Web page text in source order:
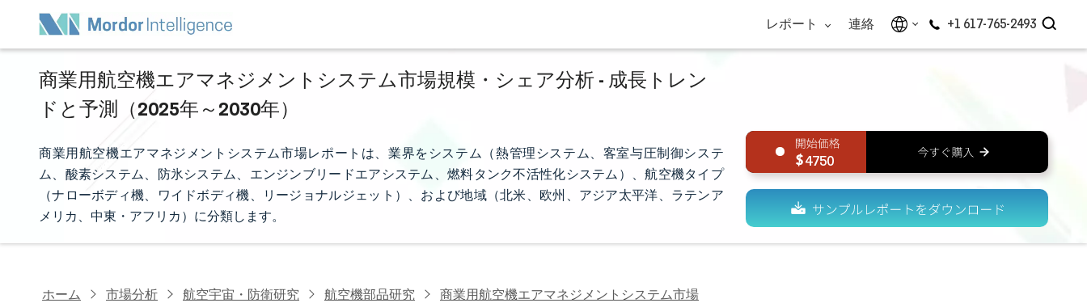
レポート 連絡 +1 617-765-2493
商業用航空機エアマネジメントシステム市場規模・シェア分析 - 成長トレン
ドと予測（2025年～2030年）
商業用航空機エアマネジメントシステム市場レポートは、業界をシステム（熱管理システム、客室与圧制御システ
ム、酸素システム、防氷システム、エンジンブリードエアシステム、燃料タンク不活性化システム）、航空機タイプ
（ナローボディ機、ワイドボディ機、リージョナルジェット）、および地域（北米、欧州、アジア太平洋、ラテンア
メリカ、中東・アフリカ）に分類します。
4750
ホーム 市場分析 航空宇宙・防衛研究 航空機部品研究 商業用航空機エアマネジメントシステム市場